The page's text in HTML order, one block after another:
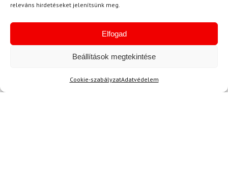
releváns hirdetéseket jelenítsünk meg.
Elfogad
Beállítások megtekintése
Cookie-szabályzatAdatvédelem